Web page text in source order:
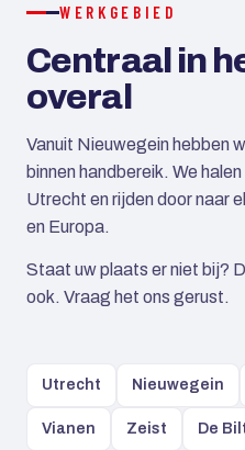
WERKGEBIED
Centraal in
overal
Vanuit Nieuwegein hebben
binnen handbereik. We
Utrecht en rijden door naar
en Europa.
Staat uw plaats er niet bij?
ook. Vraag het ons gerust.
Utrecht Nieuwegein
Vianen Zeist De